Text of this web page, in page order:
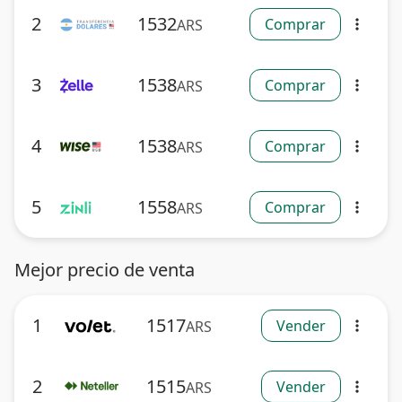
2 1532ARS Comprar more_vert
3 1538ARS Comprar more_vert
4 1538ARS Comprar more_vert
5 1558ARS Comprar more_vert
Mejor precio de venta
1 1517ARS Vender more_vert
2 1515ARS Vender more_vert